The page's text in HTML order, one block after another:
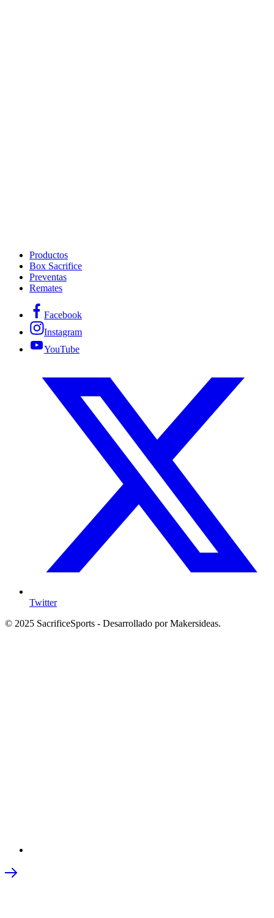
Productos
Box Sacrifice
Preventas
Remates
Facebook
Instagram
YouTube
Twitter
© 2025 SacrificeSports - Desarrollado por Makersideas.